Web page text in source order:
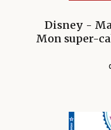
Disney -
Mon super-